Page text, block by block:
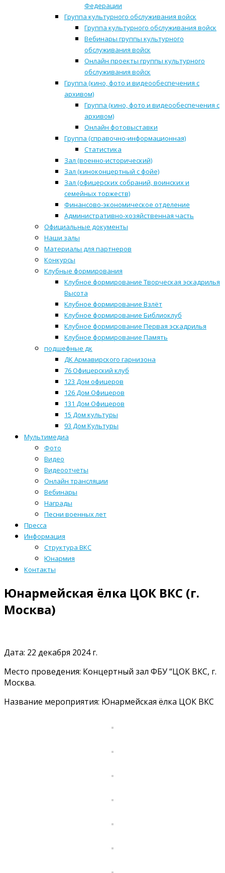
Федерации
Группа культурного обслуживания войск
Группа культурного обслуживания войск
Вебинары группы культурного
обслуживания войск
Онлайн проекты группы культурного
обслуживания войск
Группа (кино, фото и видеообеспечения с
архивом)
Группа (кино, фото и видеообеспечения с
архивом)
Онлайн фотовыставки
Группа (справочно-информационная)
Статистика
Зал (военно-исторический)
Зал (киноконцертный с фойе)
Зал (офицерских собраний, воинских и
семейных торжеств)
Финансово-экономическое отделение
Административно-хозяйственная часть
Официальные документы
Наши залы
Материалы для партнеров
Конкурсы
Клубные формирования
Клубное формирование Творческая эскадрилья
Высота
Клубное формирование Взлёт
Клубное формирование Библиоклуб
Клубное формирование Первая эскадрилья
Клубное формирование Память
подшефные дк
ДК Армавирского гарнизона
76 Офицерский клуб
123 Дом офицеров
126 Дом Офицеров
131 Дом Офицеров
15 Дом культуры
93 Дом Культуры
Мультимедиа
Фото
Видео
Видеоотчеты
Онлайн трансляции
Вебинары
Награды
Песни военных лет
Пресса
Информация
Структура ВКС
Юнармия
Контакты
Юнармейская ёлка ЦОК ВКС (г.
Москва)
Дата: 22 декабря 2024 г.
Место проведения: Концертный зал ФБУ “ЦОК ВКС, г.
Москва.
Название мероприятия: Юнармейская ёлка ЦОК ВКС